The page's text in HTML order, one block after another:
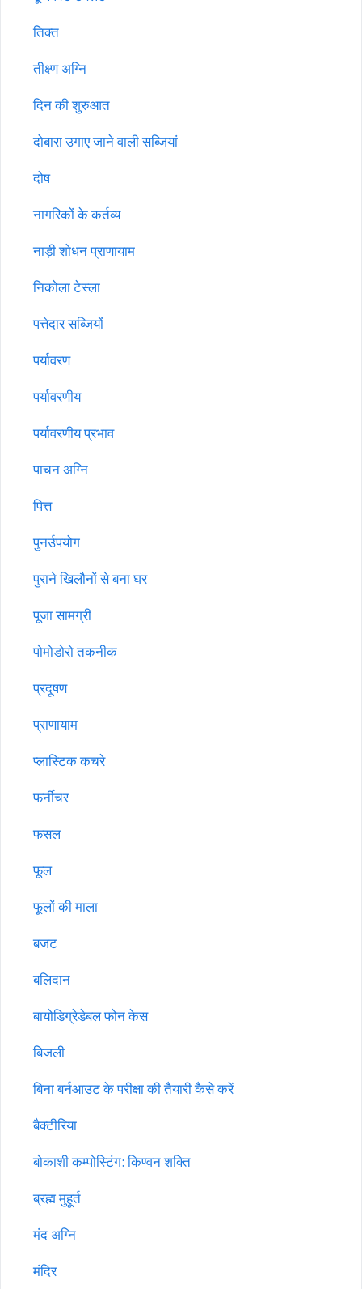
तिक्त
तीक्ष्ण अग्नि
दिन की शुरुआत
दोबारा उगाए जाने वाली सब्जियां
दोष
नागरिकों के कर्तव्य
नाड़ी शोधन प्राणायाम
निकोला टेस्ला
पत्तेदार सब्जियों
पर्यावरण
पर्यावरणीय
पर्यावरणीय प्रभाव
पाचन अग्नि
पित्त
पुनर्उपयोग
पुराने खिलौनों से बना घर
पूजा सामग्री
पोमोडोरो तकनीक
प्रदूषण
प्राणायाम
प्लास्टिक कचरे
फर्नीचर
फसल
फूल
फूलों की माला
बजट
बलिदान
बायोडिग्रेडेबल फोन केस
बिजली
बिना बर्नआउट के परीक्षा की तैयारी कैसे करें
बैक्टीरिया
बोकाशी कम्पोस्टिंग: किण्वन शक्ति
ब्रह्म मुहूर्त
मंद अग्नि
मंदिर